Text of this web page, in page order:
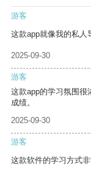
游客
这款app就像我的私人
2025-09-30
游客
这款app的学习氛围很
成绩。
2025-09-30
游客
这款软件的学习方式